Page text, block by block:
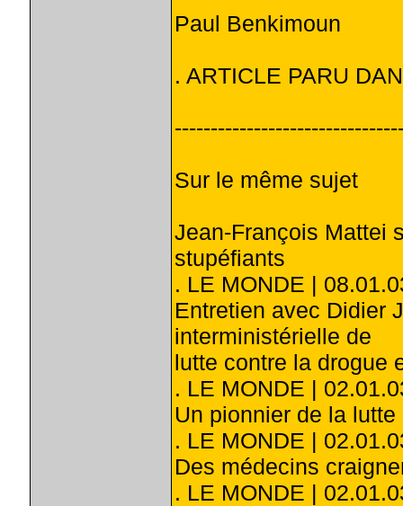
Paul Benkimoun
. ARTICLE PARU
Sur le même sujet
Jean-François Mattei
stupéfiants
. LE MONDE |
Entretien avec Didier
interministérielle de
lutte contre la drogue
. LE MONDE |
Un pionnier de la
. LE MONDE |
Des médecins
. LE MONDE |